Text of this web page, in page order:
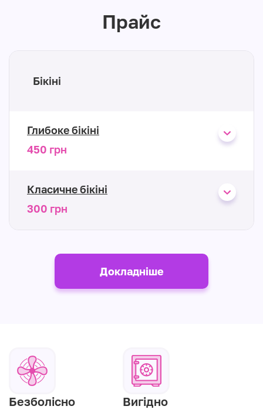
Прайс
Бікіні
Глибоке бікіні
450 грн
Класичне бікіні
300 грн
Докладніше
Безболісно Вигідно